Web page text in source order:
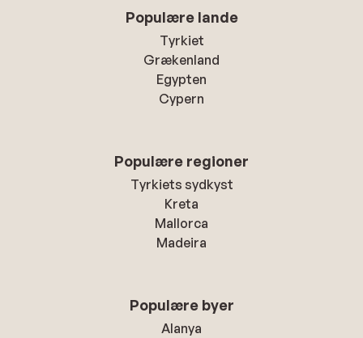
Populære lande
Tyrkiet
Grækenland
Egypten
Cypern
Populære regioner
Tyrkiets sydkyst
Kreta
Mallorca
Madeira
Populære byer
Alanya